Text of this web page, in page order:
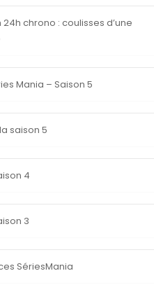
chrono : coulisses d’une
Mania – Saison 5
saison 5
4
3
SériesMania